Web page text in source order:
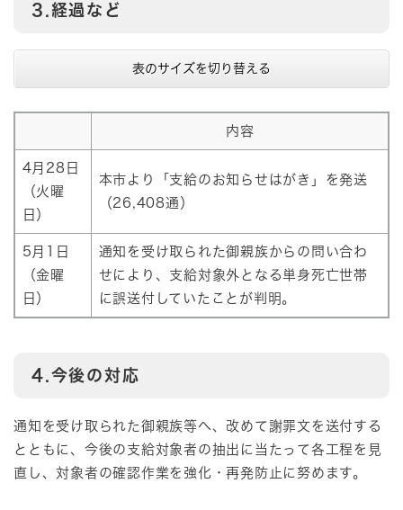
3.経過など
表のサイズを切り替える
内容
4月28日
（火曜
日）
本市より「支給のお知らせはがき」を発送
（26,408通）
5月1日
（金曜
日）
通知を受け取られた御親族からの問い合わ
せにより、支給対象外となる単身死亡世帯
に誤送付していたことが判明。
4.今後の対応
通知を受け取られた御親族等へ、改めて謝罪文を送付する
とともに、今後の支給対象者の抽出に当たって各工程を見
直し、対象者の確認作業を強化・再発防止に努めます。